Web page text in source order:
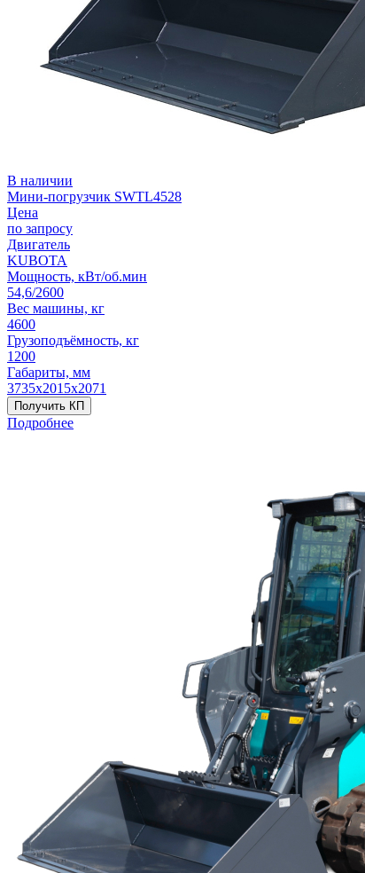
В наличии
Мини-погрузчик SWTL4528
Цена
по запросу
Двигатель
KUBOTA
Мощность, кВт/об.мин
54,6/2600
Вес машины, кг
4600
Грузоподъёмность, кг
1200
Габариты, мм
3735х2015х2071
Получить КП
Подробнее